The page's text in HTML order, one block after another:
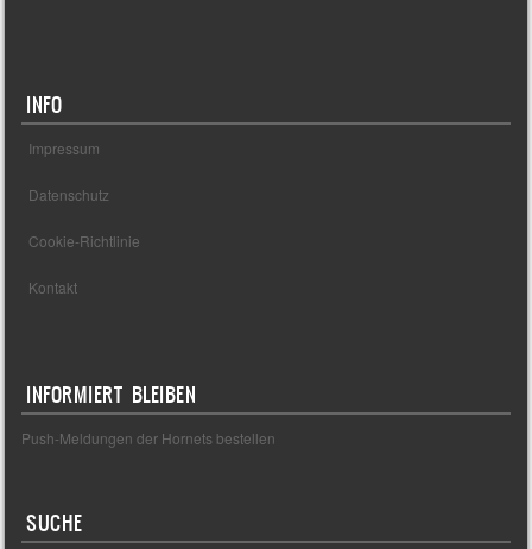
INFO
Impressum
Datenschutz
Cookie-Richtlinie
Kontakt
INFORMIERT BLEIBEN
Push-Meldungen der Hornets bestellen
SUCHE